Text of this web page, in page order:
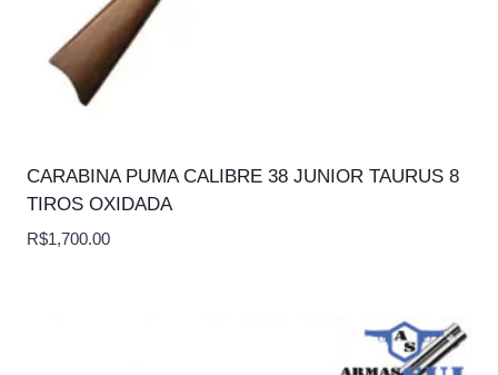
CARABINA PUMA CALIBRE 38 JUNIOR TAURUS 8
TIROS OXIDADA
R$1,700.00